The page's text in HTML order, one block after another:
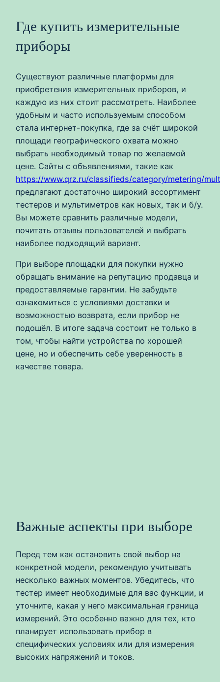
Где купить измерительные
приборы
Существуют различные платформы для
приобретения измерительных приборов, и
каждую из них стоит рассмотреть. Наиболее
удобным и часто используемым способом
стала интернет-покупка, где за счёт широкой
площади географического охвата можно
выбрать необходимый товар по желаемой
цене. Сайты с объявлениями, такие как
https://www.qrz.ru/classifieds/category/metering/
предлагают достаточно широкий ассортимент
тестеров и мультиметров как новых, так и б/у.
Вы можете сравнить различные модели,
почитать отзывы пользователей и выбрать
наиболее подходящий вариант.
При выборе площадки для покупки нужно
обращать внимание на репутацию продавца и
предоставляемые гарантии. Не забудьте
ознакомиться с условиями доставки и
возможностью возврата, если прибор не
подошёл. В итоге задача состоит не только в
том, чтобы найти устройства по хорошей
цене, но и обеспечить себе уверенность в
качестве товара.
Важные аспекты при выборе
Перед тем как остановить свой выбор на
конкретной модели, рекомендую учитывать
несколько важных моментов. Убедитесь, что
тестер имеет необходимые для вас функции, и
уточните, какая у него максимальная граница
измерений. Это особенно важно для тех, кто
планирует использовать прибор в
специфических условиях или для измерения
высоких напряжений и токов.